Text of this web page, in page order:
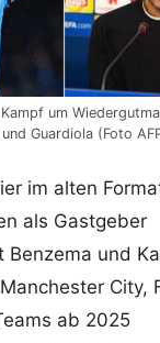
um
Guardiola (Foto
im alten
als Gastgeber
und
City,
ab 2025